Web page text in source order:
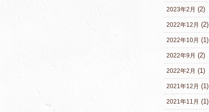
2023年2月 (2)
2022年12月 (2)
2022年10月 (1)
2022年9月 (2)
2022年2月 (1)
2021年12月 (1)
2021年11月 (1)